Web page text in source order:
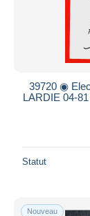
39720 ◉
LARDIE 04-
Statut
Nouveau